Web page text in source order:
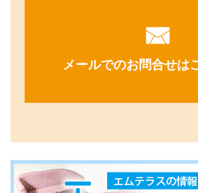
メールでのお問合せは